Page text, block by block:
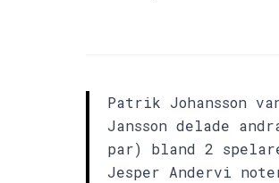
Patrik Johansson
Jansson delade
par) bland 2
Jesper Andervi